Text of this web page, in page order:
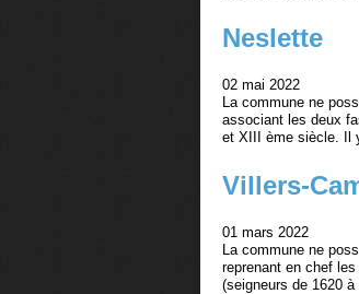
Neslette
02 mai 2022
La commune ne
associant les deux
et XIII ème siècle. Il
Villers-
01 mars 2022
La commune ne
reprenant en chef
(seigneurs de 1620